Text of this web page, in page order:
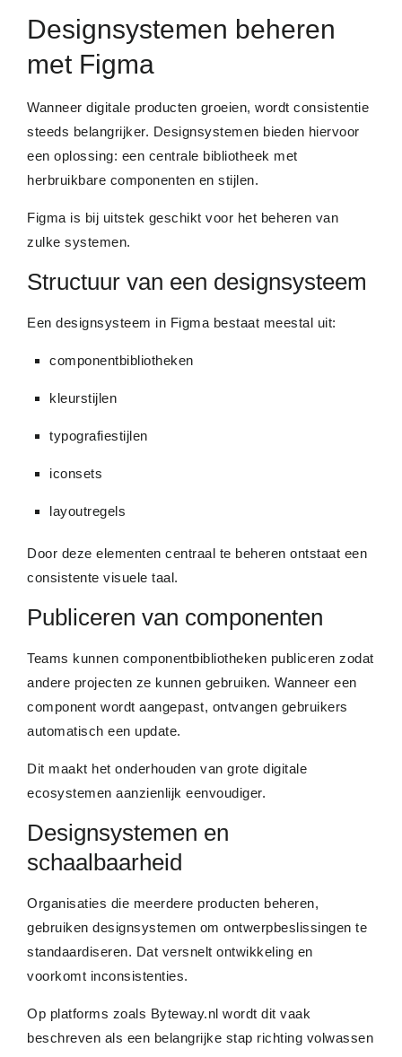
Designsystemen beheren
met Figma
Wanneer digitale producten groeien, wordt consistentie
steeds belangrijker. Designsystemen bieden hiervoor
een oplossing: een centrale bibliotheek met
herbruikbare componenten en stijlen.
Figma is bij uitstek geschikt voor het beheren van
zulke systemen.
Structuur van een designsysteem
Een designsysteem in Figma bestaat meestal uit:
componentbibliotheken
kleurstijlen
typografiestijlen
iconsets
layoutregels
Door deze elementen centraal te beheren ontstaat een
consistente visuele taal.
Publiceren van componenten
Teams kunnen componentbibliotheken publiceren zodat
andere projecten ze kunnen gebruiken. Wanneer een
component wordt aangepast, ontvangen gebruikers
automatisch een update.
Dit maakt het onderhouden van grote digitale
ecosystemen aanzienlijk eenvoudiger.
Designsystemen en
schaalbaarheid
Organisaties die meerdere producten beheren,
gebruiken designsystemen om ontwerpbeslissingen te
standaardiseren. Dat versnelt ontwikkeling en
voorkomt inconsistenties.
Op platforms zoals Byteway.nl wordt dit vaak
beschreven als een belangrijke stap richting volwassen